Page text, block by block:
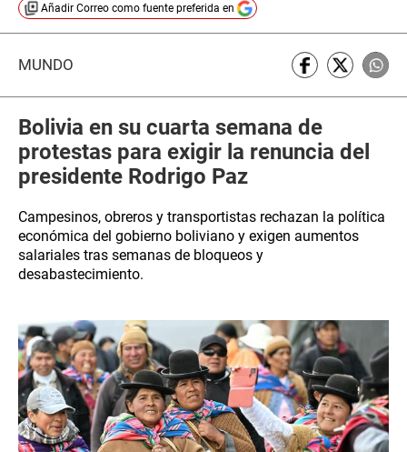
Añadir Correo como fuente preferida en
MUNDO
Bolivia en su cuarta semana de
protestas para exigir la renuncia del
presidente Rodrigo Paz
Campesinos, obreros y transportistas rechazan la política
económica del gobierno boliviano y exigen aumentos
salariales tras semanas de bloqueos y
desabastecimiento.